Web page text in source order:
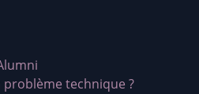
technique ?